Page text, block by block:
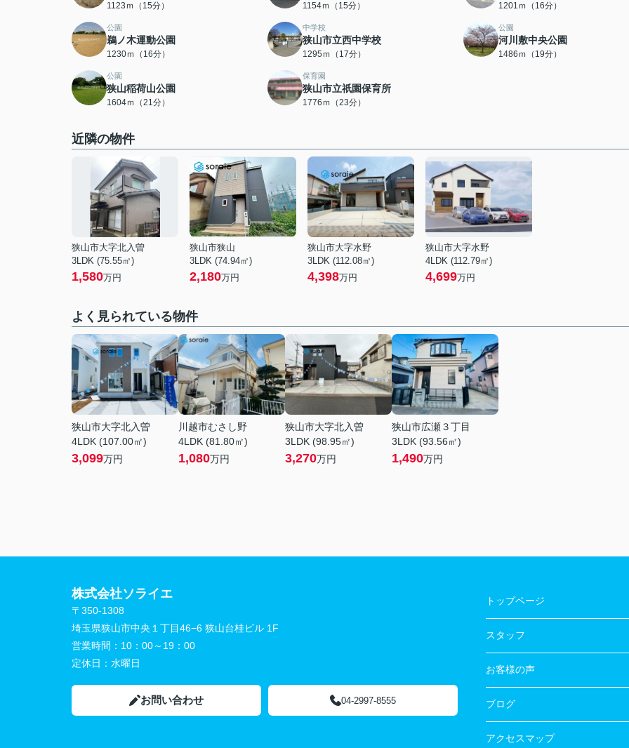
1123ｍ（15分） 1154ｍ（15分） 1201ｍ（16分）
公園
鵜ノ木運動公園
1230ｍ（16分）
中学校
狭山市立西中学校
1295ｍ（17分）
公園
河川敷中央公園
1486ｍ（19分）
公園
狭山稲荷山公園
1604ｍ（21分）
保育園
狭山市立祇園保育所
1776ｍ（23分）
近隣の物件
狭山市大字北入曽
3LDK (75.55㎡)
1,580万円
狭山市狭山
3LDK (74.94㎡)
2,180万円
狭山市大字水野
3LDK (112.08㎡)
4,398万円
狭山市大字水野
4LDK (112.79㎡)
4,699万円
よく見られている物件
狭山市大字北入曽
4LDK (107.00㎡)
3,099万円
川越市むさし野
4LDK (81.80㎡)
1,080万円
狭山市大字北入曽
3LDK (98.95㎡)
3,270万円
狭山市広瀬３丁目
3LDK (93.56㎡)
1,490万円
株式会社ソライエ
〒350-1308
埼玉県狭山市中央１丁目46−6 狭山台桂ビル 1F
営業時間： 10：00～19：00
定休日： 水曜日
お問い合わせ 04-2997-8555
トップページ
スタッフ
お客様の声
ブログ
アクセスマップ